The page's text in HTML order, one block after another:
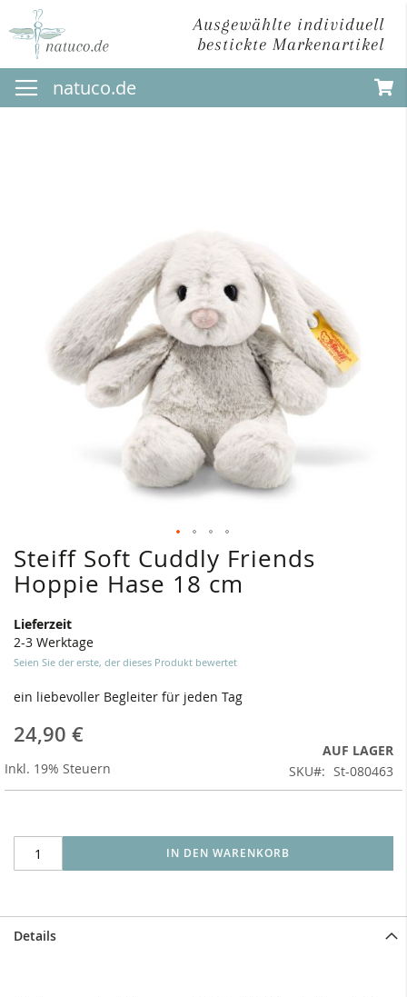
Ausgewählte individuell
bestickte Markenartikel
Direkt
zum
Inhalt
natuco.de
Steiff Soft Cuddly Friends
Hoppie Hase 18 cm
Lieferzeit
2-3 Werktage
Seien Sie der erste, der dieses Produkt bewertet
ein liebevoller Begleiter für jeden Tag
24,90 €
Inkl. 19% Steuern
AUF LAGER
SKU
St-080463
IN DEN WARENKORB
Zum
Anfang
der
springen
Details